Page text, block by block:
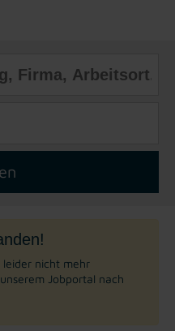
leider nicht mehr
Jobportal nach